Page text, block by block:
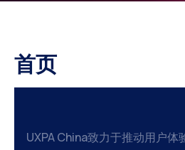
首页
UXPA China致力于推动用户体